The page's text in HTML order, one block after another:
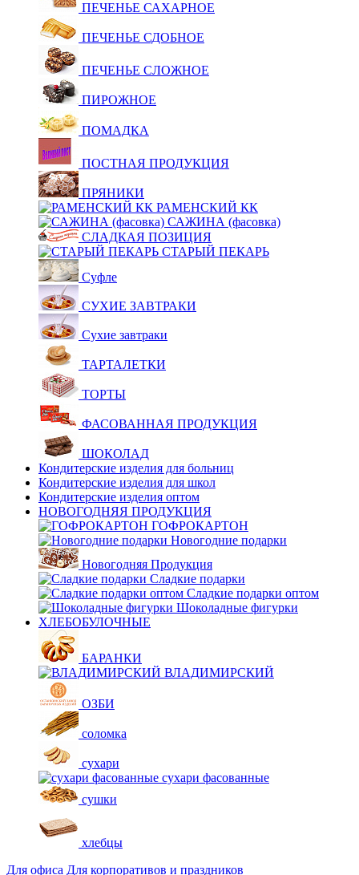
ПЕЧЕНЬЕ САХАРНОЕ
ПЕЧЕНЬЕ СДОБНОЕ
ПЕЧЕНЬЕ СЛОЖНОЕ
ПИРОЖНОЕ
ПОМАДКА
ПОСТНАЯ ПРОДУКЦИЯ
ПРЯНИКИ
РАМЕНСКИЙ КК
САЖИНА (фасовка)
СЛАДКАЯ ПОЗИЦИЯ
СТАРЫЙ ПЕКАРЬ
Суфле
СУХИЕ ЗАВТРАКИ
Сухие завтраки
ТАРТАЛЕТКИ
ТОРТЫ
ФАСОВАННАЯ ПРОДУКЦИЯ
ШОКОЛАД
Кондитерские изделия для больниц
Кондитерские изделия для школ
Кондитерские изделия оптом
НОВОГОДНЯЯ ПРОДУКЦИЯ
ГОФРОКАРТОН
Новогодние подарки
Новогодняя Продукция
Сладкие подарки
Сладкие подарки оптом
Шоколадные фигурки
ХЛЕБОБУЛОЧНЫЕ
БАРАНКИ
ВЛАДИМИРСКИЙ
ОЗБИ
соломка
сухари
сухари фасованные
сушки
хлебцы
Для офиса Для корпоративов и праздников